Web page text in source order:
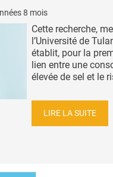
8 mois
Cette recherche,
l’Université de
établit, pour la
lien entre une
élevée de sel et le
LIRE LA SUITE